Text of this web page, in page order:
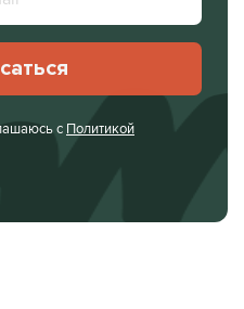
с Политикой